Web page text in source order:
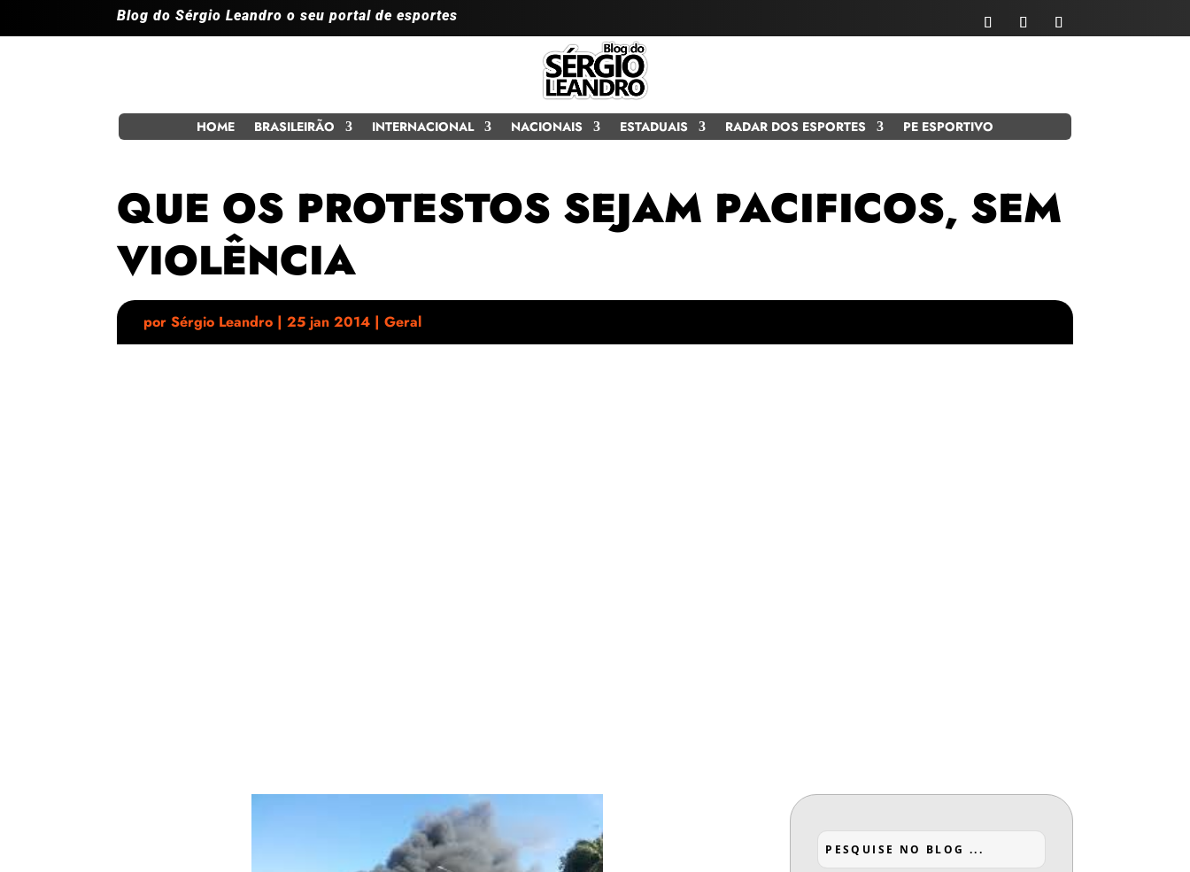
Blog do Sérgio Leandro o seu portal de esportes
HOME BRASILEIRÃO INTERNACIONAL NACIONAIS ESTADUAIS RADAR DOS ESPORTES PE ESPORTIVO
QUE OS PROTESTOS SEJAM PACIFICOS, SEM
VIOLÊNCIA
por Sérgio Leandro | 25 jan 2014 | Geral